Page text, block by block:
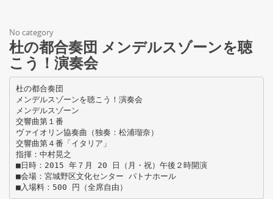
No category
杜の都合奏団 メンデルスゾーンを聴
こう！演奏会
杜の都合奏団
メンデルスゾーンを聴こう！演奏会
メンデルスゾーン
交響曲第１番
ヴァイオリン協奏曲（独奏：松浦瑠奈）
交響曲第４番「イタリア」
指揮：中村晃之
■日時：2015 年７月 20 日（月・祝）午後２時開演
■会場：宮城野区文化センター パトナホール